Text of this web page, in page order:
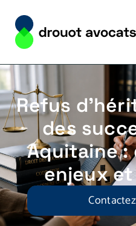
Refus
des
Aquitaine :
enjeux